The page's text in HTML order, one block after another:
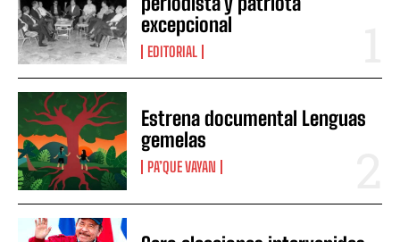
excepcional
EDITORIAL
Estrena documental Lenguas
gemelas
PA’QUE VAYAN